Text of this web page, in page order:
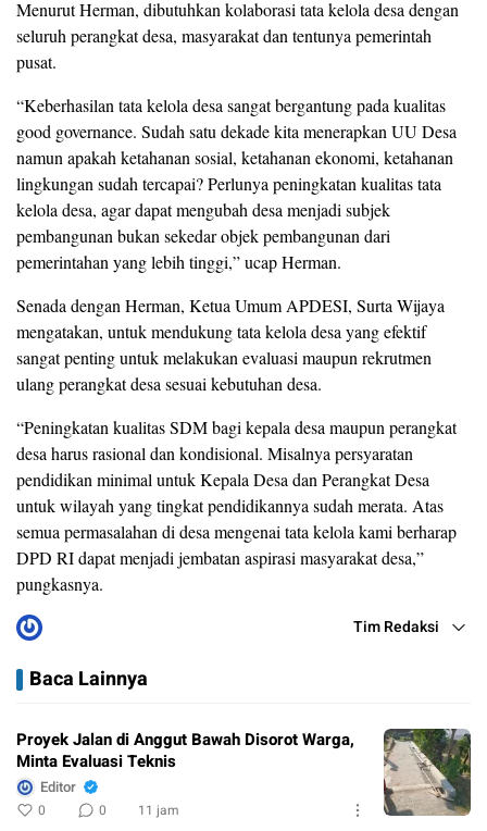
Menurut Herman, dibutuhkan kolaborasi tata kelola desa dengan
seluruh perangkat desa, masyarakat dan tentunya pemerintah
pusat.
“Keberhasilan tata kelola desa sangat bergantung pada kualitas
good governance. Sudah satu dekade kita menerapkan UU Desa
namun apakah ketahanan sosial, ketahanan ekonomi, ketahanan
lingkungan sudah tercapai? Perlunya peningkatan kualitas tata
kelola desa, agar dapat mengubah desa menjadi subjek
pembangunan bukan sekedar objek pembangunan dari
pemerintahan yang lebih tinggi,” ucap Herman.
Senada dengan Herman, Ketua Umum APDESI, Surta Wijaya
mengatakan, untuk mendukung tata kelola desa yang efektif
sangat penting untuk melakukan evaluasi maupun rekrutmen
ulang perangkat desa sesuai kebutuhan desa.
“Peningkatan kualitas SDM bagi kepala desa maupun perangkat
desa harus rasional dan kondisional. Misalnya persyaratan
pendidikan minimal untuk Kepala Desa dan Perangkat Desa
untuk wilayah yang tingkat pendidikannya sudah merata. Atas
semua permasalahan di desa mengenai tata kelola kami berharap
DPD RI dapat menjadi jembatan aspirasi masyarakat desa,”
pungkasnya.
Tim Redaksi
Baca Lainnya
Proyek Jalan di Anggut Bawah Disorot Warga,
Minta Evaluasi Teknis
Editor
0 0 11 jam